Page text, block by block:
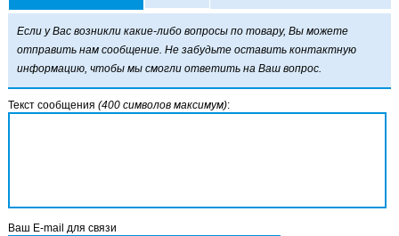
Если у Вас возникли какие-либо вопросы по товару, Вы можете
отправить нам сообщение. Не забудьте оставить контактную
информацию, чтобы мы смогли ответить на Ваш вопрос.
Текст сообщения (400 символов максимум):
Ваш E-mail для связи